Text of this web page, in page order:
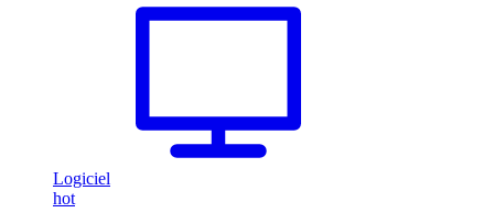
Logiciel
hot